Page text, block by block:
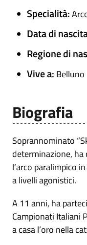
Specialità:
Data di
Regione di
Vive a: Belluno
Biografia
Soprannominato
determinazione,
l’arco paralimpico
a livelli agonistici.
A 11 anni, ha
Campionati Italiani
a casa l’oro nella